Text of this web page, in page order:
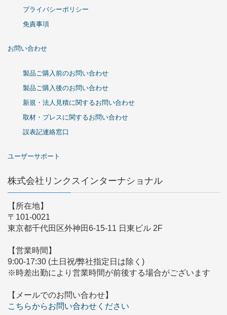
プライバシーポリシー
免責事項
お問い合わせ
製品ご購入前のお問い合わせ
製品ご購入後のお問い合わせ
新規・法人見積に関するお問い合わせ
取材・プレスに関するお問い合わせ
誤表記連絡窓口
ユーザーサポート
株式会社リンクスインターナショナル
【所在地】
〒101-0021
東京都千代田区外神田6-15-11 日東ビル 2F
【営業時間】
9:00-17:30 (土日祝/弊社指定日は除く)
※時差出勤により営業時間が前後する場合がございます
【メールでのお問い合わせ】
こちらからお問い合わせください